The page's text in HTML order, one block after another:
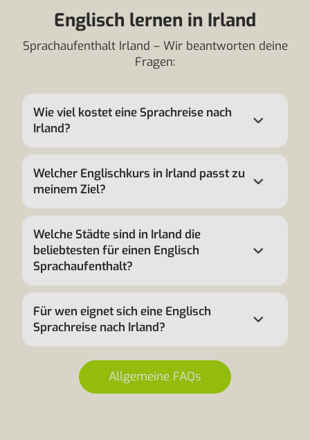
Englisch lernen in Irland
Sprachaufenthalt Irland – Wir beantworten deine
Fragen:
Wie viel kostet eine Sprachreise nach
Irland?
Welcher Englischkurs in Irland passt zu
meinem Ziel?
Welche Städte sind in Irland die
beliebtesten für einen Englisch
Sprachaufenthalt?
Für wen eignet sich eine Englisch
Sprachreise nach Irland?
Allgemeine FAQs